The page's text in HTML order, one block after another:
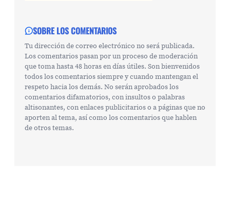
SOBRE LOS COMENTARIOS
Tu dirección de correo electrónico no será publicada.
Los comentarios pasan por un proceso de moderación
que toma hasta 48 horas en días útiles. Son bienvenidos
todos los comentarios siempre y cuando mantengan el
respeto hacia los demás. No serán aprobados los
comentarios difamatorios, con insultos o palabras
altisonantes, con enlaces publicitarios o a páginas que no
aporten al tema, así como los comentarios que hablen
de otros temas.